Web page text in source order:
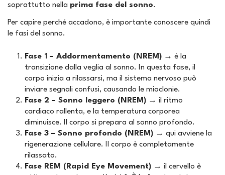
soprattutto nella prima fase del sonno.
Per capire perché accadono, è importante conoscere quindi
le fasi del sonno.
Fase 1 – Addormentamento (NREM) → è la
transizione dalla veglia al sonno. In questa fase, il
corpo inizia a rilassarsi, ma il sistema nervoso può
inviare segnali confusi, causando le mioclonie.
Fase 2 – Sonno leggero (NREM) → il ritmo
cardiaco rallenta, e la temperatura corporea
diminuisce. Il corpo si prepara al sonno profondo.
Fase 3 – Sonno profondo (NREM) → qui avviene la
rigenerazione cellulare. Il corpo è completamente
rilassato.
Fase REM (Rapid Eye Movement) → il cervello è